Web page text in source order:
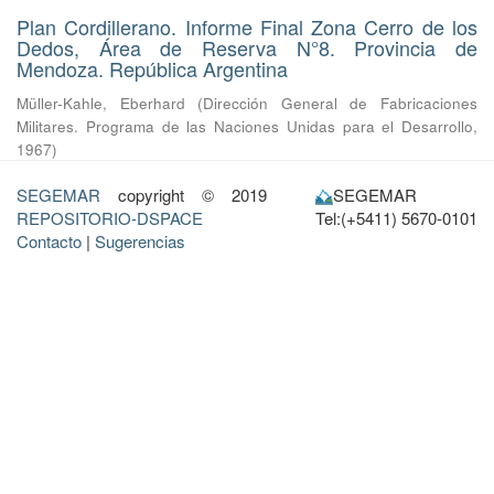
Plan Cordillerano. Informe Final Zona Cerro de los
Dedos, Área de Reserva N°8. Provincia de
Mendoza. República Argentina
Müller-Kahle, Eberhard (Dirección General de Fabricaciones
Militares. Programa de las Naciones Unidas para el Desarrollo,
1967)
SEGEMAR copyright © 2019
REPOSITORIO-DSPACE
Contacto | Sugerencias
SEGEMAR
Tel:(+5411) 5670-0101